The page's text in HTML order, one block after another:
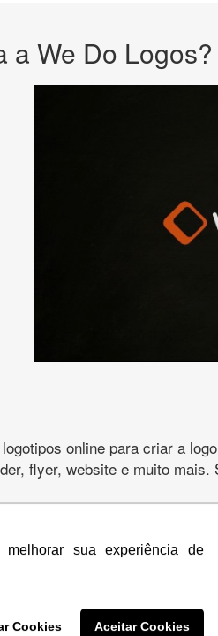
melhorar sua experiência de
Cookies Aceitar Cookies
a We Do Logos?
online para criar a
flyer, website e muito
MARCA
e utilizar seus dados para enviar
Confira asPolíticas de Privacidade.